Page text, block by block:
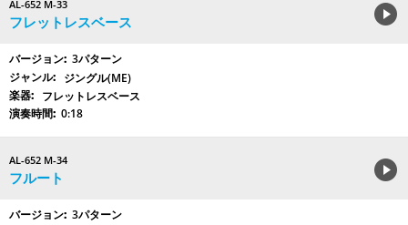
AL-652 M-33
フレットレスベース
3パターン
ジングル(ME)
フレットレスベース
0:18
AL-652 M-34
フルート
3パターン